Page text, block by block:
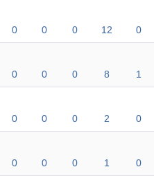
0 0 0 12 0
0 0 0 8 1
0 0 0 2 0
0 0 0 1 0